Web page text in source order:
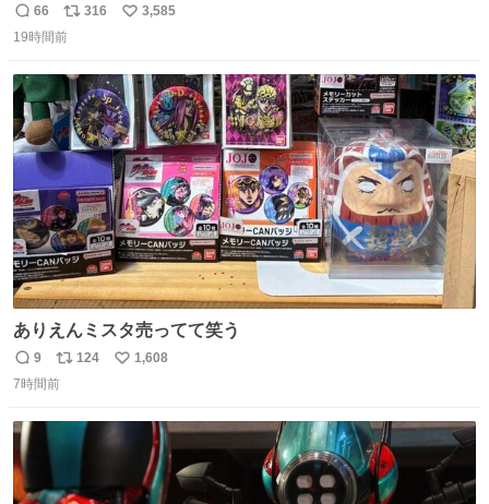
返
信
66
リ
ポ
ト
数
316
い
数
3,585
19時間前
ありえんミスタ売ってて笑う
返
信
9
リ
ポ
124
い
1,608
7時間前